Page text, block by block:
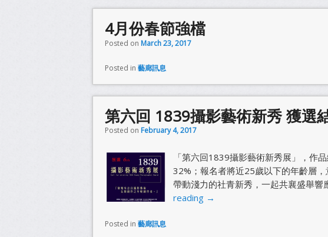
4月份春節強檔
Posted on March 23, 2017
Posted in 藝廊訊息
第六回 1839攝影藝術新秀 獲選
Posted on February 4, 2017
「第六回1839攝影藝術新秀展」，作
32%；報名者將近25歲以下的年齡層
帶動淺力的社青新秀，一起共襄盛舉響
reading →
Posted in 藝廊訊息